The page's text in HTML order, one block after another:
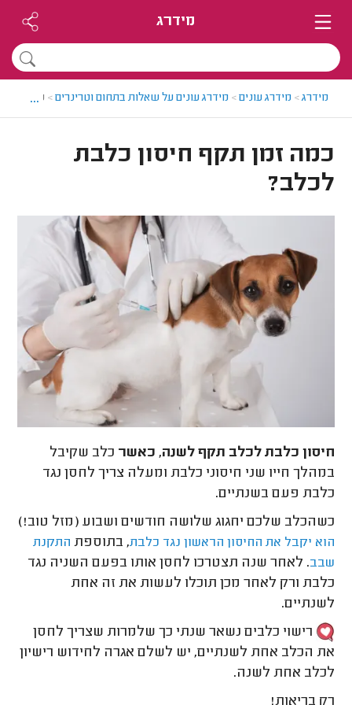
מידרג
מידרג> מידרג עונים> מידרג עונים על שאלות בתחום וטרינרים> כמה זמן
...
כמה זמן תקף חיסון כלבת
לכלב?
חיסון כלבת לכלב תקף לשנה, כאשר כלב שקיבל
במהלך חייו שני חיסוני כלבת ומעלה צריך לחסן נגד
כלבת פעם בשנתיים.
כשהכלב שלכם יחגוג שלושה חודשים ושבוע (מזל טוב!)
הוא יקבל את החיסון הראשון נגד כלבת, בתוספת התקנת
שבב. לאחר שנה תצטרכו לחסן אותו בפעם השניה נגד
כלבת ורק לאחר מכן תוכלו לעשות את זה אחת
לשנתיים.
רישוי כלבים נשאר שנתי כך שלמרות שצריך לחסן
את הכלב אחת לשנתיים, יש לשלם אגרה לחידוש רישיון
לכלב אחת לשנה.
רק בריאות!